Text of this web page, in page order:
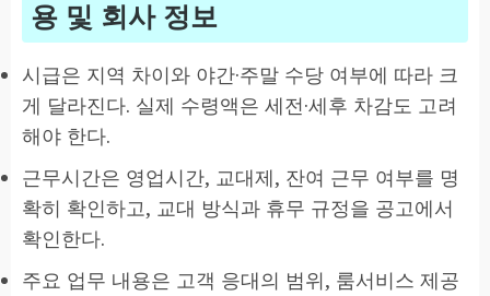
용 및 회사 정보
시급은 지역 차이와 야간·주말 수당 여부에 따라 크
게 달라진다. 실제 수령액은 세전·세후 차감도 고려
해야 한다.
근무시간은 영업시간, 교대제, 잔여 근무 여부를 명
확히 확인하고, 교대 방식과 휴무 규정을 공고에서
확인한다.
주요 업무 내용은 고객 응대의 범위, 룸서비스 제공